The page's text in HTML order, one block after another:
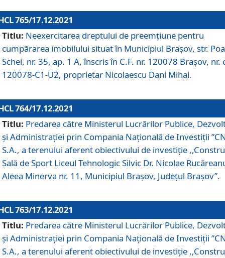
765/17.12.2021
Titlu: Neexercitarea dreptului de preemţiune pentru
cumpărarea imobilului situat în Municipiul Braşov, str.
Schei, nr. 35, ap. 1 A, înscris în C.F. nr. 120078 Brașov, nr.
120078-C1-U2, proprietar Nicolaescu Dani Mihai.
764/17.12.2021
Titlu: Predarea către Ministerul Lucrărilor Publice,
și Administrației prin Compania Naţională de Investiţii
S.A., a terenului aferent obiectivului de investiţie
Sală de Sport Liceul Tehnologic Silvic Dr. Nicolae
Aleea Minerva nr. 11, Municipiul Brașov, Județul Brașov”.
763/17.12.2021
Titlu: Predarea către Ministerul Lucrărilor Publice,
și Administrației prin Compania Naţională de Investiţii
S.A., a terenului aferent obiectivului de investiție